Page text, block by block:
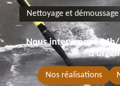
Nettoyage et
Nous intervenons
Nos réalisations